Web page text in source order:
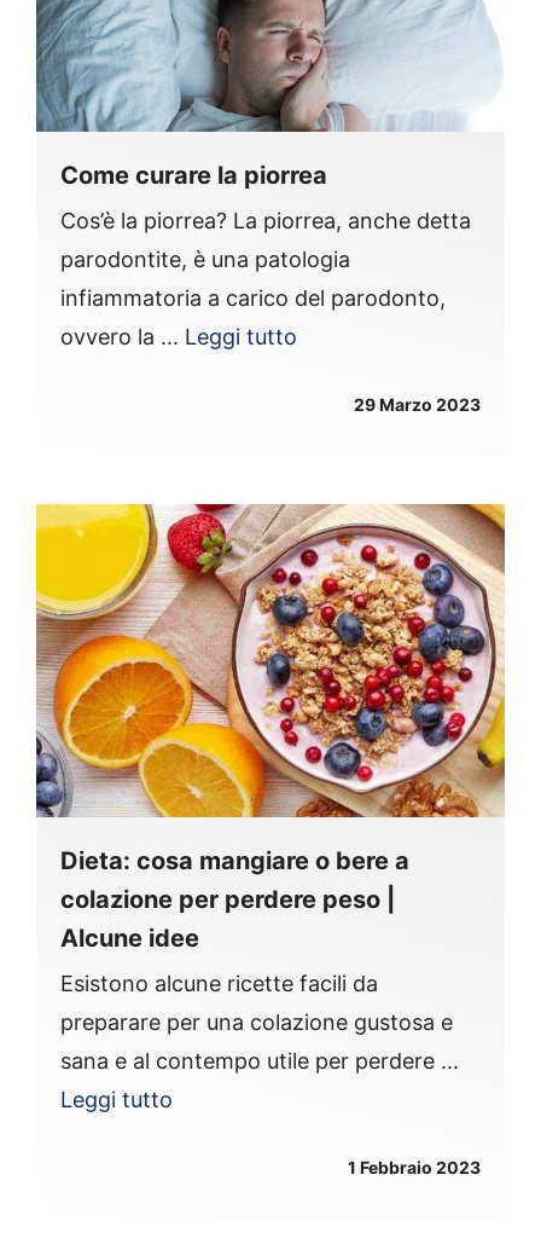
Come curare la piorrea
Cos’è la piorrea? La piorrea, anche detta
parodontite, è una patologia
infiammatoria a carico del parodonto,
ovvero la ... Leggi tutto
29 Marzo 2023
Dieta: cosa mangiare o bere a
colazione per perdere peso |
Alcune idee
Esistono alcune ricette facili da
preparare per una colazione gustosa e
sana e al contempo utile per perdere ...
Leggi tutto
1 Febbraio 2023